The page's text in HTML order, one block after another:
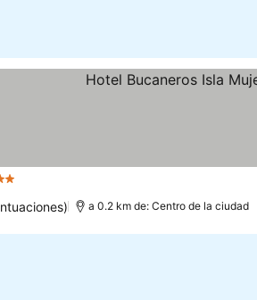
a 0.2 km de: Centro de la ciudad